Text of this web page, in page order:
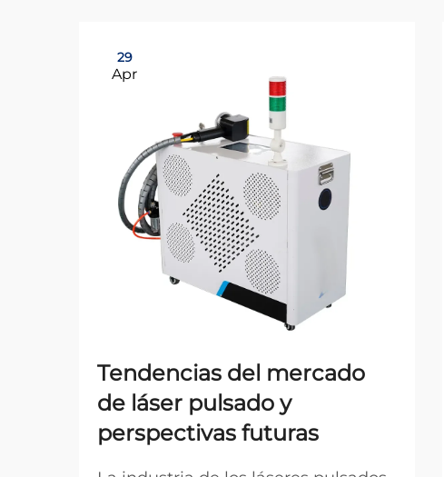
29
Apr
Tendencias del mercado
de láser pulsado y
perspectivas futuras